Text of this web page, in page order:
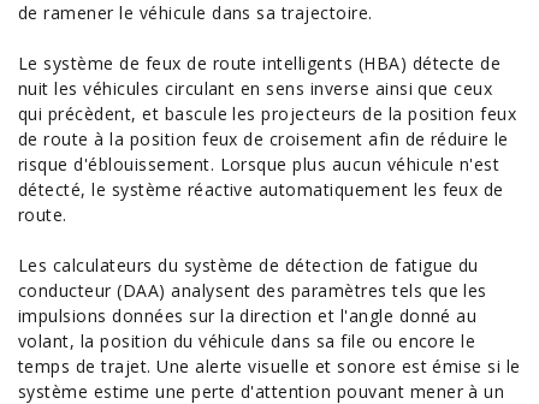
de ramener le véhicule dans sa trajectoire.
Le système de feux de route intelligents (HBA) détecte de
nuit les véhicules circulant en sens inverse ainsi que ceux
qui précèdent, et bascule les projecteurs de la position feux
de route à la position feux de croisement afin de réduire le
risque d'éblouissement. Lorsque plus aucun véhicule n'est
détecté, le système réactive automatiquement les feux de
route.
Les calculateurs du système de détection de fatigue du
conducteur (DAA) analysent des paramètres tels que les
impulsions données sur la direction et l'angle donné au
volant, la position du véhicule dans sa file ou encore le
temps de trajet. Une alerte visuelle et sonore est émise si le
système estime une perte d'attention pouvant mener à un